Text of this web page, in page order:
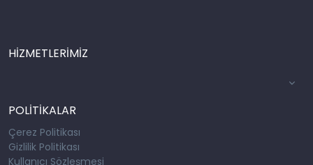
HİZMETLERİMİZ
POLİTİKALAR
Çerez Politikası
Gizlilik Politikası
Kullanıcı Sözleşmesi